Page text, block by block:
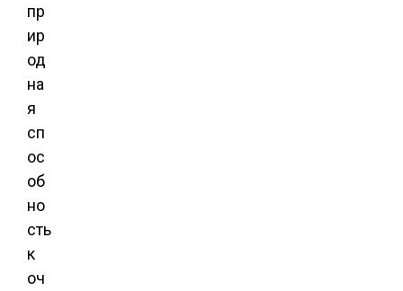
пр
ир
од
на
я
сп
ос
об
но
сть
к
оч